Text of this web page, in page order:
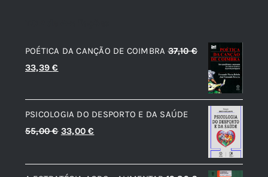
POÉTICA DA CANÇÃO DE COIMBRA 37,10€
O
original
era:
37,10 €.
33,39€
atual
é:
33,39 €.
PSICOLOGIA DO DESPORTO E DA SAÚDE
55,00€ O
original
33,00€
atual